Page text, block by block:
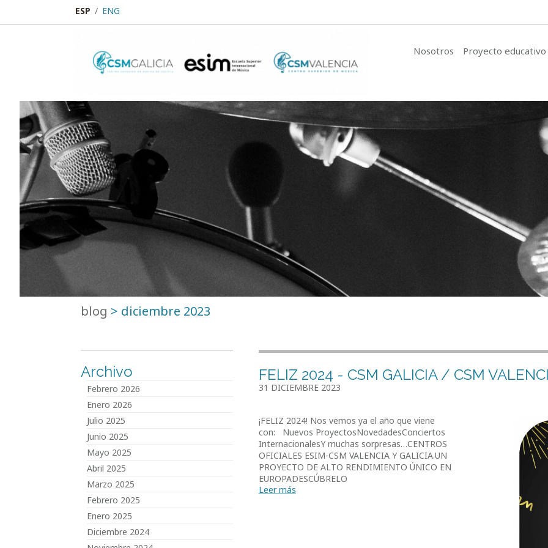
Nosotros Proyecto educativo
ESP ENG
blog > diciembre 2023
Archivo
Febrero 2026
Enero 2026
Julio 2025
Junio 2025
Mayo 2025
Abril 2025
Marzo 2025
Febrero 2025
Enero 2025
Diciembre 2024
FELIZ 2024 - CSM GALICIA / CSM
31 DICIEMBRE 2023
¡FELIZ 2024! Nos vemos ya el año que viene
con: Nuevos ProyectosNovedadesConciertos
InternacionalesY muchas sorpresas…CENTROS
OFICIALES ESIM-CSM VALENCIA Y GALICIA.UN
PROYECTO DE ALTO RENDIMIENTO ÚNICO EN
EUROPADESCÚBRELO
Leer más